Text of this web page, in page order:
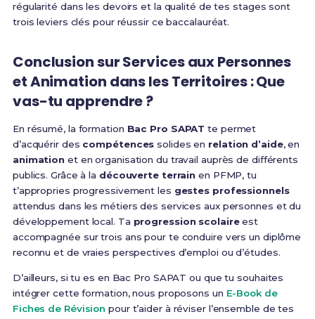
régularité dans les devoirs et la qualité de tes stages sont
trois leviers clés pour réussir ce baccalauréat.
Conclusion sur Services aux Personnes
et Animation dans les Territoires : Que
vas-tu apprendre ?
En résumé, la formation Bac Pro SAPAT te permet
d’acquérir des compétences solides en relation d’aide, en
animation et en organisation du travail auprès de différents
publics. Grâce à la découverte terrain en PFMP, tu
t’appropries progressivement les gestes professionnels
attendus dans les métiers des services aux personnes et du
développement local. Ta progression scolaireest
accompagnée sur trois ans pour te conduire vers un diplôme
reconnu et de vraies perspectives d’emploi ou d’études.
D’ailleurs, si tu es en Bac Pro SAPAT ou que tu souhaites
intégrer cette formation, nous proposons un E-Book de
Fiches de Révision pour t’aider à réviser l’ensemble de tes